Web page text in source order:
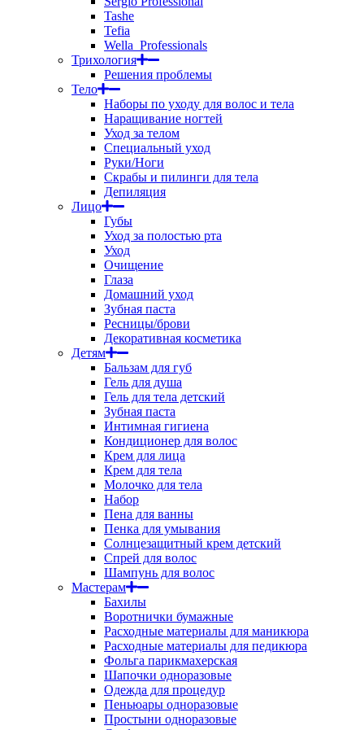
Tashe
Tefia
Wella_Professionals
Трихология
Решения проблемы
Тело
Наборы по уходу для волос и тела
Наращивание ногтей
Уход за телом
Специальный уход
Руки/Ноги
Скрабы и пилинги для тела
Депиляция
Лицо
Губы
Уход за полостью рта
Уход
Очищение
Глаза
Домашний уход
Зубная паста
Ресницы/брови
Декоративная косметика
Детям
Бальзам для губ
Гель для душа
Гель для тела детский
Зубная паста
Интимная гигиена
Кондиционер для волос
Крем для лица
Крем для тела
Молочко для тела
Набор
Пена для ванны
Пенка для умывания
Солнцезащитный крем детский
Спрей для волос
Шампунь для волос
Мастерам
Бахилы
Воротнички бумажные
Расходные материалы для маникюра
Расходные материалы для педикюра
Фольга парикмахерская
Шапочки одноразовые
Одежда для процедур
Пеньюары одноразовые
Простыни одноразовые